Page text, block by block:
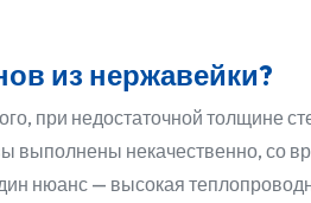
из нержавейки?
при недостаточной толщине
выполнены некачественно, со
нюанс — высокая